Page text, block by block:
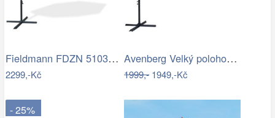
Fieldmann FDZN 5103 boční slunečník,…
2299,-Kč
Avenberg Velký polohovatelný slunečník…
1999,-1949,-Kč
- 25%